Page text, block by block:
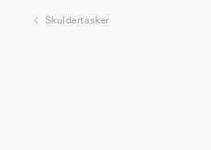
Skuldertasker